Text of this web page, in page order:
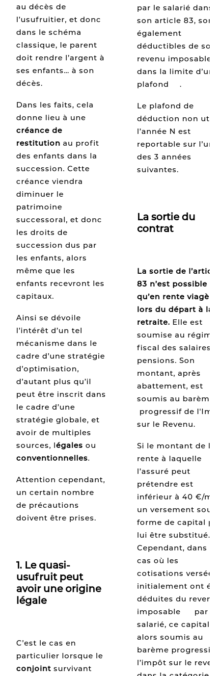
au décès de
l’usufruitier, et donc
dans le schéma
classique, le parent
doit rendre l’argent à
ses enfants… à son
décès.
Dans les faits, cela
donne lieu à une
créance de
restitution au profit
des enfants dans la
succession. Cette
créance viendra
diminuer le
patrimoine
successoral, et donc
les droits de
succession dus par
les enfants, alors
même que les
enfants recevront les
capitaux.
Ainsi se dévoile
l’intérêt d’un tel
mécanisme dans le
cadre d’une stratégie
d’optimisation,
d’autant plus qu’il
peut être inscrit dans
le cadre d’une
stratégie globale, et
avoir de multiples
sources, légales ou
conventionnelles.
Attention cependant,
un certain nombre
de précautions
doivent être prises.
1. Le quasi-
usufruit peut
avoir une origine
légale
C’est le cas en
particulier lorsque le
conjoint survivant
par le salarié dans
son article 83, sont
également
déductibles de son
revenu imposable
dans la limite d’un
plafond
.
Le plafond de
déduction non
l’année N est
reportable sur l’une
des 3 années
suivantes.
La sortie du
contrat
La sortie de l’article
83 n’est possible
qu’en rente viagère
lors du départ à la
retraite. Elle est
soumise au régime
fiscal des salaires
pensions. Son
montant, après
abattement, est
soumis au barème
progressif de
sur le Revenu.
Si le montant de la
rente à laquelle
l’assuré peut
prétendre est
inférieur à 40 €/
un versement sous
forme de capital
lui être substitué.
Cependant, dans le
cas où les
cotisations versées
initialement ont été
déduites du revenu
imposable
par le
salarié, ce capital
alors soumis au
barème progressif
l’impôt sur le